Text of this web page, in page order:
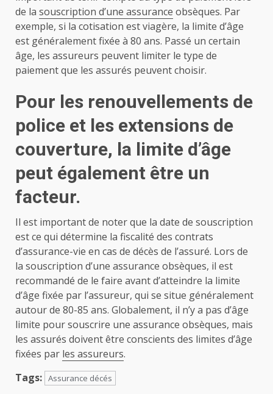
de la souscription d’une assurance obsèques. Par
exemple, si la cotisation est viagère, la limite d’âge
est généralement fixée à 80 ans. Passé un certain
âge, les assureurs peuvent limiter le type de
paiement que les assurés peuvent choisir.
Pour les renouvellements de
police et les extensions de
couverture, la limite d’âge
peut également être un
facteur.
Il est important de noter que la date de souscription
est ce qui détermine la fiscalité des contrats
d’assurance-vie en cas de décès de l’assuré. Lors de
la souscription d’une assurance obsèques, il est
recommandé de le faire avant d’atteindre la limite
d’âge fixée par l’assureur, qui se situe généralement
autour de 80-85 ans. Globalement, il n’y a pas d’âge
limite pour souscrire une assurance obsèques, mais
les assurés doivent être conscients des limites d’âge
fixées par les assureurs.
Tags: Assurance décés